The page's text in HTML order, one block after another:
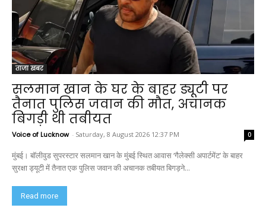
ताजा खबर
सलमान खान के घर के बाहर ड्यूटी पर
तैनात पुलिस जवान की मौत, अचानक
बिगड़ी थी तबीयत
Voice of Lucknow - Saturday, 8 August 2026 12:37 PM 0
मुंबई। बॉलीवुड सुपरस्टार सलमान खान के मुंबई स्थित आवास ‘गैलेक्सी अपार्टमेंट’ के बाहर
सुरक्षा ड्यूटी में तैनात एक पुलिस जवान की अचानक तबीयत बिगड़ने...
Read more